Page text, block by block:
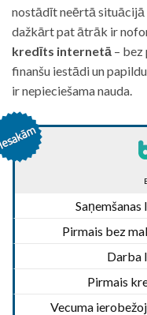
nostādīt neērtā situācijā
dažkārt pat ātrāk ir
kredīts internetā – bez
finanšu iestādi un
ir nepieciešama nauda.
Saņemšanas
Pirmais bez
Darba
Pirmais
Vecuma